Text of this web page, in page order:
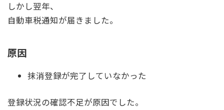
しかし翌年、
自動車税通知が届きました。
原因
抹消登録が完了していなかった
登録状況の確認不足が原因でした。